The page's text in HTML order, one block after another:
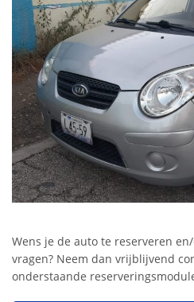
Wens je de auto te reserveren
vragen? Neem dan vrijblijvend
onderstaande